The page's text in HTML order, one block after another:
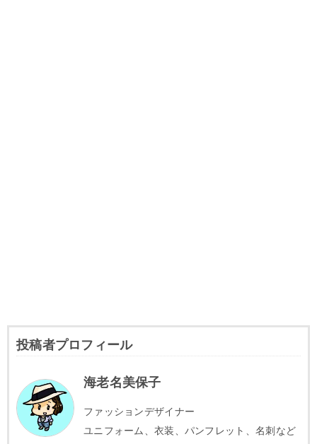
投稿者プロフィール
海老名美保子
ファッションデザイナー
ユニフォーム、衣装、パンフレット、名刺など